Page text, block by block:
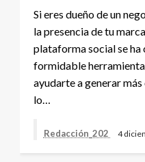
Si eres dueño de un
la presencia de tu
plataforma social se ha
formidable
ayudarte a generar
lo…
Redacción_202 4